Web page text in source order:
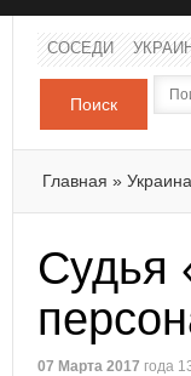
СОСЕДИ
Поиск
Главная » Украина
Судья
07 Марта 2017 года